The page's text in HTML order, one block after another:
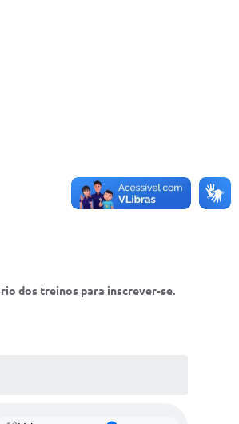
dos treinos para inscrever-se.